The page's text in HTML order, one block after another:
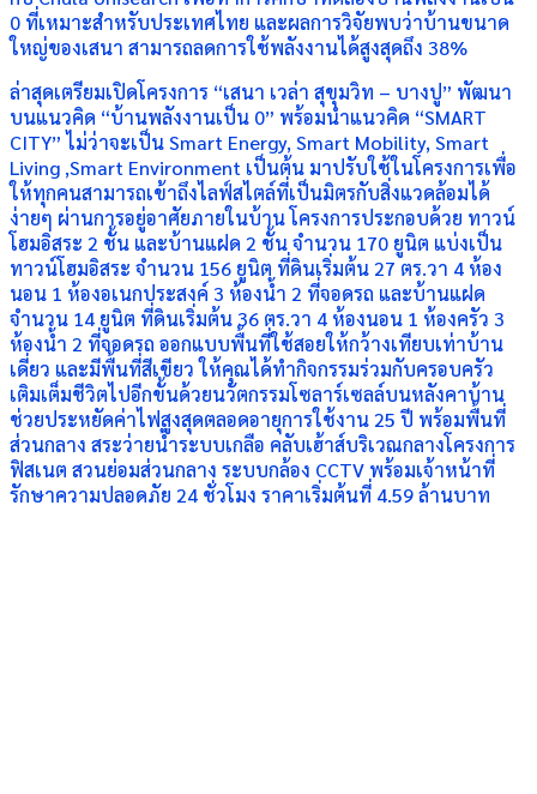
0 ที่เหมาะสำหรับประเทศไทย และผลการวิจัยพบว่าบ้านขนาด
ใหญ่ของเสนา สามารถลดการใช้พลังงานได้สูงสุดถึง 38%
ล่าสุดเตรียมเปิดโครงการ “เสนา เวล่า สุขุมวิท – บางปู” พัฒนา
บนแนวคิด “บ้านพลังงานเป็น 0” พร้อมนำแนวคิด “SMART
CITY” ไม่ว่าจะเป็น Smart Energy, Smart Mobility, Smart
Living ,Smart Environment เป็นต้น มาปรับใช้ในโครงการเพื่อ
ให้ทุกคนสามารถเข้าถึงไลฟ์สไตล์ที่เป็นมิตรกับสิ่งแวดล้อมได้
ง่ายๆ ผ่านการอยู่อาศัยภายในบ้าน โครงการประกอบด้วย ทาวน์
โฮมอิสระ 2 ชั้น และบ้านแฝด 2 ชั้น จำนวน 170 ยูนิต แบ่งเป็น
ทาวน์โฮมอิสระ จำนวน 156 ยูนิต ที่ดินเริ่มต้น 27 ตร.วา 4 ห้อง
นอน 1 ห้องอเนกประสงค์ 3 ห้องน้ำ 2 ที่จอดรถ และบ้านแฝด
จำนวน 14 ยูนิต ที่ดินเริ่มต้น 36 ตร.วา 4 ห้องนอน 1 ห้องครัว 3
ห้องน้ำ 2 ที่จอดรถ ออกแบบพื้นที่ใช้สอยให้กว้างเทียบเท่าบ้าน
เดี่ยว และมีพื้นที่สีเขียว ให้คุณได้ทำกิจกรรมร่วมกับครอบครัว
เติมเต็มชีวิตไปอีกขั้นด้วยนวัตกรรมโซลาร์เซลล์บนหลังคาบ้าน
ช่วยประหยัดค่าไฟสูงสุดตลอดอายุการใช้งาน 25 ปี พร้อมพื้นที่
ส่วนกลาง สระว่ายน้ำระบบเกลือ คลับเฮ้าส์บริเวณกลางโครงการ
ฟิสเนต สวนย่อมส่วนกลาง ระบบกล้อง CCTV พร้อมเจ้าหน้าที่
รักษาความปลอดภัย 24 ชั่วโมง ราคาเริ่มต้นที่ 4.59 ล้านบาท